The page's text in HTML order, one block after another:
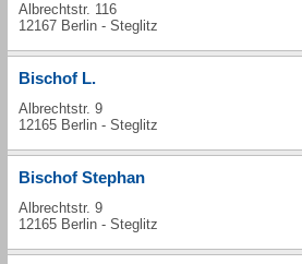
Albrechtstr. 116
12167 Berlin - Steglitz
Bischof L.
Albrechtstr. 9
12165 Berlin - Steglitz
Bischof Stephan
Albrechtstr. 9
12165 Berlin - Steglitz